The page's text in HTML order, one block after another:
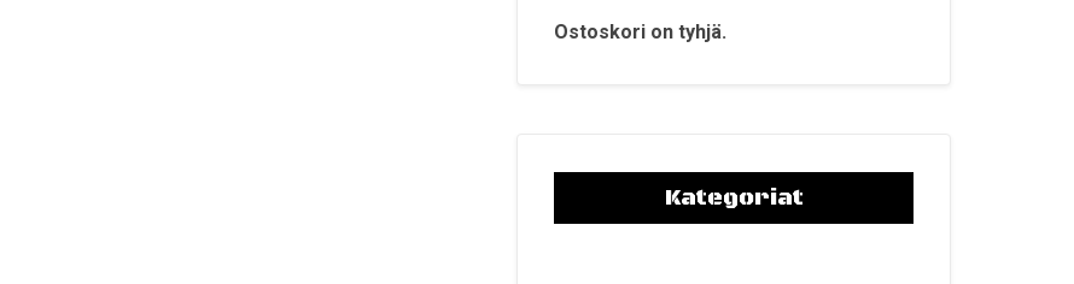
Ostoskori on tyhjä.
Kategoriat